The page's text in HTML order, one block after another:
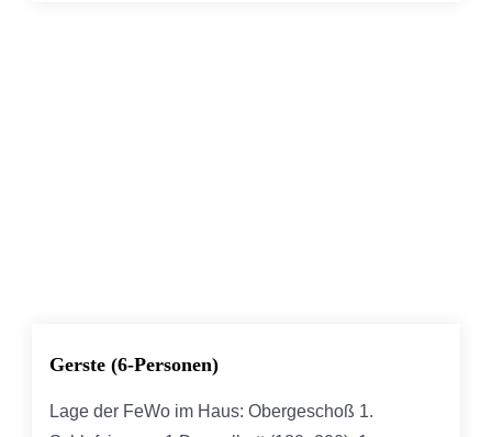
Gerste (6-Personen)
Lage der FeWo im Haus: Obergeschoß 1.